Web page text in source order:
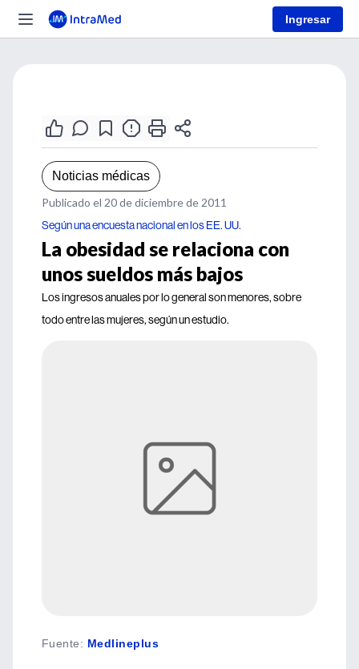
Ingresar
Noticias médicas
Publicado el 20 de diciembre de 2011
Según una encuesta nacional en los EE. UU.
La obesidad se relaciona con
unos sueldos más bajos
Los ingresos anuales por lo general son menores, sobre
todo entre las mujeres, según un estudio.
Fuente: Medlineplus